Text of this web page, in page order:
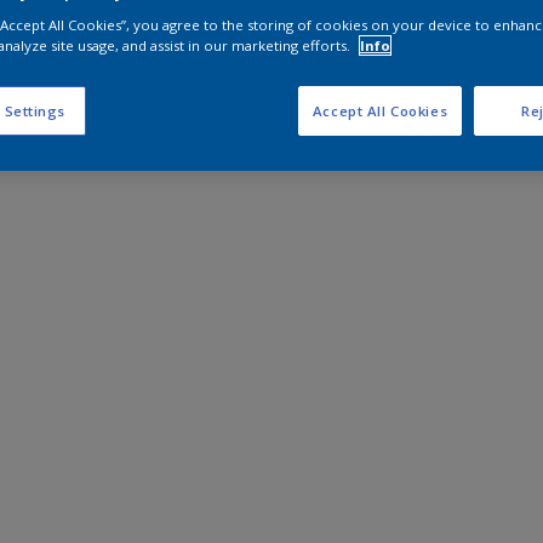
All Cookies”, you agree to the storing of cookies on your device to
site usage, and assist in our marketing efforts.
Info
Settings Accept All Cookies